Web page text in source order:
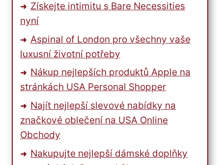
Získejte intimitu s Bare Necessities
nyní
Aspinal of London pro všechny vaše
luxusní životní potřeby
Nákup nejlepších produktů Apple na
stránkách USA Personal Shopper
Najít nejlepší slevové nabídky na
značkové oblečení na USA Online
Obchody
Nakupujte nejlepší dámské doplňky